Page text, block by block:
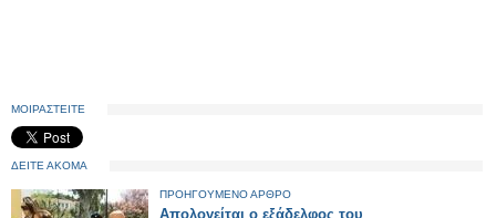
ΜΟΙΡΑΣΤΕΙΤΕ
ΔΕΙΤΕ ΑΚΟΜΑ
ΠΡΟΗΓΟΥΜΕΝΟ ΑΡΘΡΟ
Απολογείται ο εξάδελφος του